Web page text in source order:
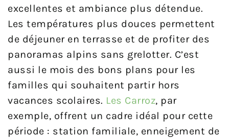
excellentes et ambiance plus détendue.
Les températures plus douces permettent
de déjeuner en terrasse et de profiter des
panoramas alpins sans grelotter. C’est
aussi le mois des bons plans pour les
familles qui souhaitent partir hors
vacances scolaires. Les Carroz, par
exemple, offrent un cadre idéal pour cette
période : station familiale, enneigement de